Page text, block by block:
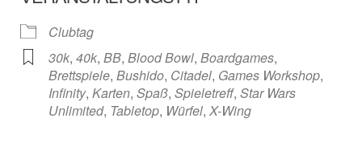
Clubtag
30k, 40k, BB, Blood Bowl, Boardgames,
Brettspiele, Bushido, Citadel, Games Workshop,
Infinity, Karten, Spaß, Spieletreff, Star Wars
Unlimited, Tabletop, Würfel, X-Wing